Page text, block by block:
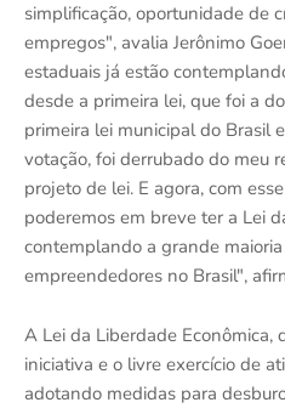
simplificação, oportunidade de
empregos", avalia Jerônimo
estaduais já estão
desde a primeira lei, que foi a
primeira lei municipal do Brasil
votação, foi derrubado do meu
projeto de lei. E agora, com
poderemos em breve ter a Lei
contemplando a grande
empreendedores no Brasil",
A Lei da Liberdade Econômica,
iniciativa e o livre exercício de
adotando medidas para